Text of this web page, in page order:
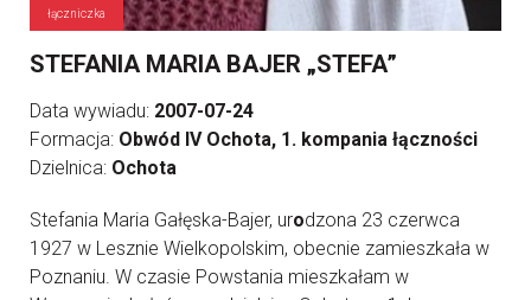
łączniczka
STEFANIA MARIA BAJER „STEFA”
Data wywiadu: 2007-07-24
Formacja: Obwód IV Ochota, 1. kompania łączności
Dzielnica: Ochota
Stefania Maria Gałęska-Bajer, urodzona 23 czerwca
1927 w Lesznie Wielkopolskim, obecnie zamieszkała w
Poznaniu. W czasie Powstania mieszkałam w